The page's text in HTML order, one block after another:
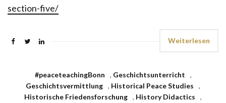
section-five/
Weiterlesen
#peaceteachingBonn , Geschichtsunterricht
,
Geschichtsvermittlung , Historical Peace Studies
,
Historische Friedensforschung , History Didactics
,